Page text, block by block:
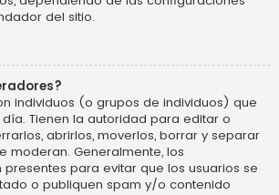
del sitio.
individuos (o grupos de individuos) que
Tienen la autoridad para editar o
abrirlos, moverlos, borrar y separar
moderan. Generalmente, los
para evitar que los usuarios se
o publiquen spam y/o contenido